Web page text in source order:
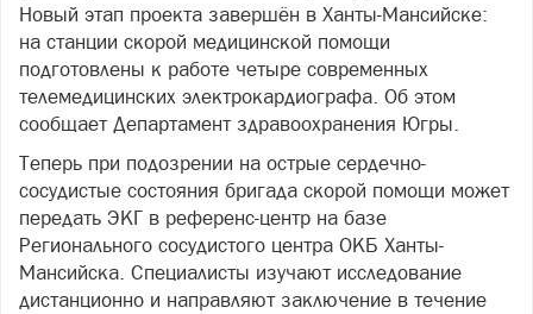
Новый этап проекта завершён в Ханты-Мансийске:
на станции скорой медицинской помощи
подготовлены к работе четыре современных
телемедицинских электрокардиографа. Об этом
сообщает Департамент здравоохранения Югры.
Теперь при подозрении на острые сердечно-
сосудистые состояния бригада скорой помощи может
передать ЭКГ в референс-центр на базе
Регионального сосудистого центра ОКБ Ханты-
Мансийска. Специалисты изучают исследование
дистанционно и направляют заключение в течение